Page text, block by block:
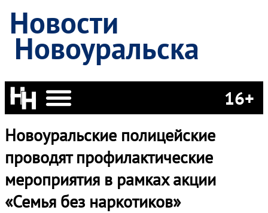
Новости
Новоуральска
16+
Новоуральские полицейские
проводят профилактические
мероприятия в рамках акции
«Семья без наркотиков»